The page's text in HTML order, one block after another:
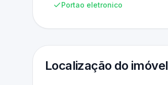
Portao eletronico
Localização do imóvel